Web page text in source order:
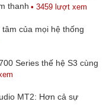
thanh • 3459 lượt xem
của mọi hệ thống
Series thế hệ S3 cùng
MT2: Hơn cả sự